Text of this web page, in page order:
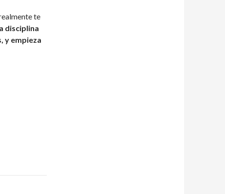
te
disciplina
y empieza